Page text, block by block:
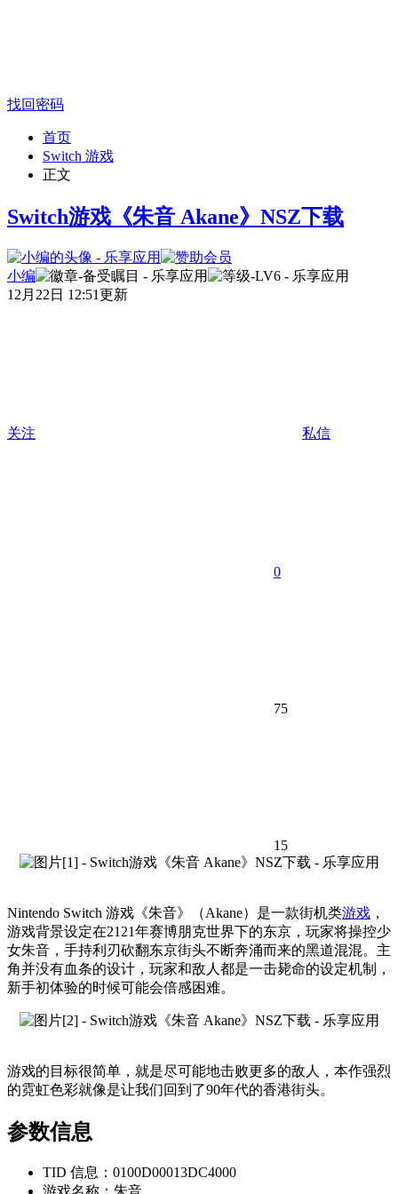
找回密码
首页
Switch 游戏
正文
Switch游戏《朱音 Akane》NSZ下载
小编
12月22日 12:51更新
关注 私信
0
75
15
Nintendo Switch 游戏《朱音》（Akane）是一款街机类游戏 ，
游戏背景设定在2121年赛博朋克世界下的东京，玩家将操控少
女朱音，手持利刃砍翻东京街头不断奔涌而来的黑道混混。主
角并没有血条的设计，玩家和敌人都是一击毙命的设定机制，
新手初体验的时候可能会倍感困难。
游戏的目标很简单，就是尽可能地击败更多的敌人，本作强烈
的霓虹色彩就像是让我们回到了90年代的香港街头。
参数信息
TID 信息：0100D00013DC4000
游戏名称：朱音